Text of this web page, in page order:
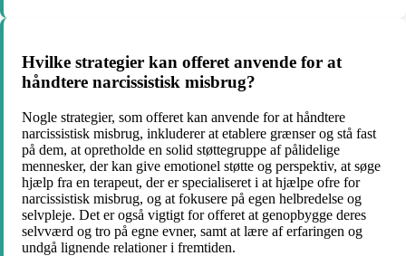
Hvilke strategier kan offeret anvende for at
håndtere narcissistisk misbrug?
Nogle strategier, som offeret kan anvende for at håndtere
narcissistisk misbrug, inkluderer at etablere grænser og stå fast
på dem, at opretholde en solid støttegruppe af pålidelige
mennesker, der kan give emotionel støtte og perspektiv, at søge
hjælp fra en terapeut, der er specialiseret i at hjælpe ofre for
narcissistisk misbrug, og at fokusere på egen helbredelse og
selvpleje. Det er også vigtigt for offeret at genopbygge deres
selvværd og tro på egne evner, samt at lære af erfaringen og
undgå lignende relationer i fremtiden.